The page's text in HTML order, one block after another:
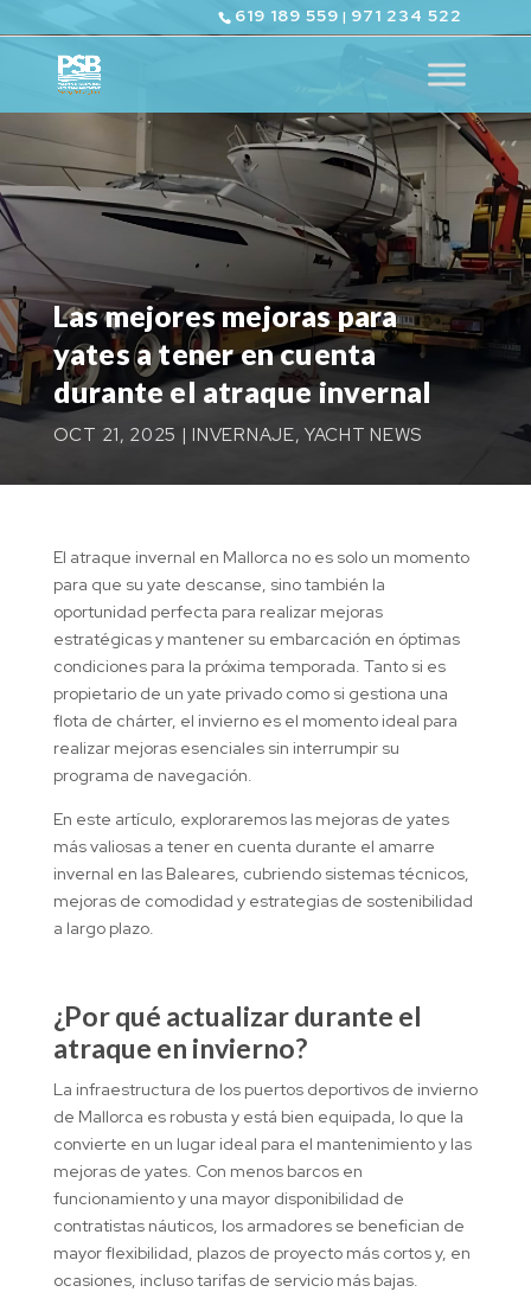
619 189 559 | 971 234 522
Las mejores mejoras para
yates a tener en cuenta
durante el atraque invernal
OCT 21, 2025 |INVERNAJE,YACHT NEWS
El atraque invernal en Mallorca no es solo un momento
para que su yate descanse, sino también la
oportunidad perfecta para realizar mejoras
estratégicas y mantener su embarcación en óptimas
condiciones para la próxima temporada. Tanto si es
propietario de un yate privado como si gestiona una
flota de chárter, el invierno es el momento ideal para
realizar mejoras esenciales sin interrumpir su
programa de navegación.
En este artículo, exploraremos las mejoras de yates
más valiosas a tener en cuenta durante el amarre
invernal en las Baleares, cubriendo sistemas técnicos,
mejoras de comodidad y estrategias de sostenibilidad
a largo plazo.
¿Por qué actualizar durante el
atraque en invierno?
La infraestructura de los puertos deportivos de invierno
de Mallorca es robusta y está bien equipada, lo que la
convierte en un lugar ideal para el mantenimiento y las
mejoras de yates. Con menos barcos en
funcionamiento y una mayor disponibilidad de
contratistas náuticos, los armadores se benefician de
mayor flexibilidad, plazos de proyecto más cortos y, en
ocasiones, incluso tarifas de servicio más bajas.